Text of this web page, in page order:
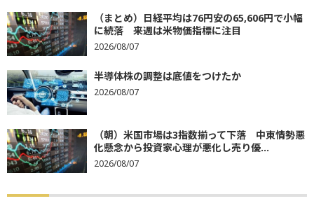
（まとめ）日経平均は76円安の65,606円で小幅
に続落 来週は米物価指標に注目
2026/08/07
半導体株の調整は底値をつけたか
2026/08/07
（朝）米国市場は3指数揃って下落 中東情勢悪
化懸念から投資家心理が悪化し売り優...
2026/08/07